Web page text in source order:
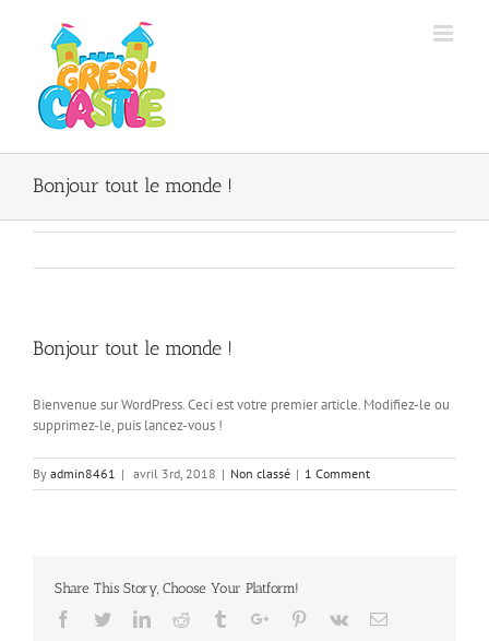
Bonjour tout le monde !
Bonjour tout le monde !
Bienvenue sur WordPress. Ceci est votre premier article. Modifiez-le ou
supprimez-le, puis lancez-vous !
By admin8461 | avril 3rd, 2018 | Non classé | 1 Comment
Share This Story, Choose Your Platform!
Facebook
TwitterLinkedinReddit TumblrGoogle+Pinterest
Vk Email